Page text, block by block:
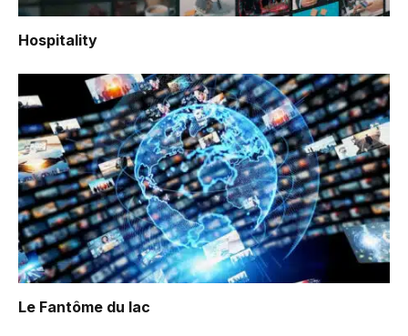
Hospitality
Le Fantôme du lac